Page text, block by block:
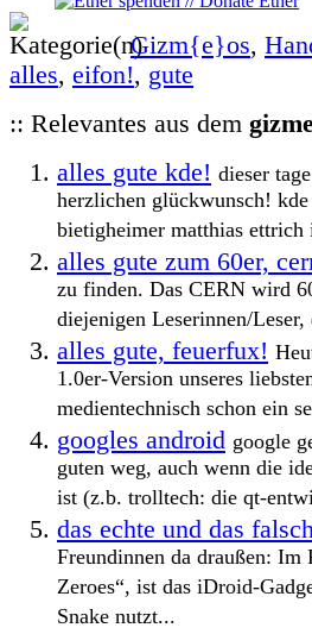
Gizm{e}os,
alles, eifon!, gute
:: Relevantes aus dem
alles gute kde! dieser
herzlichen glückwunsch!
bietigheimer matthias ettrich
alles gute zum 60er,
zu finden. Das CERN wird
diejenigen Leserinnen/Leser,
alles gute, feuerfux!
1.0er-Version unseres
medientechnisch schon ein
googles android google
guten weg, auch wenn die
ist (z.b. trolltech: die qt-
das echte und das
Freundinnen da draußen:
Zeroes“, ist das iDroid-
Snake nutzt...